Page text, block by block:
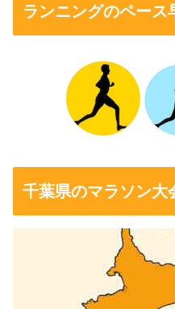
ランニングのペース
千葉県のマラソン大